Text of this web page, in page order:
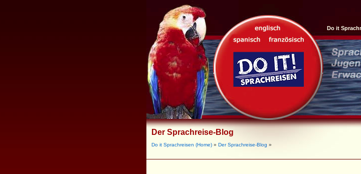
Do it
Der Sprachreise-Blog
Do it Sprachreisen (Home) » Der Sprachreise-Blog »